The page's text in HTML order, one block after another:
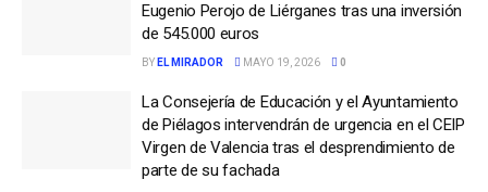
Eugenio Perojo de Liérganes tras una inversión
de 545.000 euros
BY EL MIRADOR MAYO 19, 2026 0
La Consejería de Educación y el Ayuntamiento
de Piélagos intervendrán de urgencia en el CEIP
Virgen de Valencia tras el desprendimiento de
parte de su fachada